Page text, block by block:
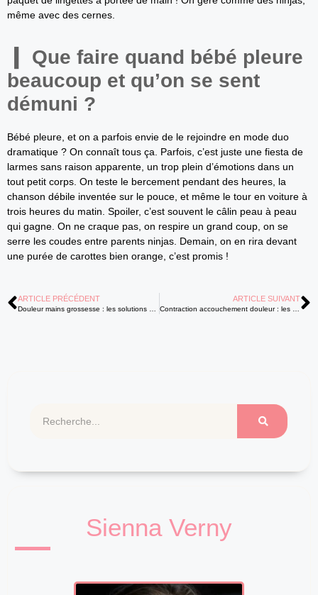
même avec des cernes.
Que faire quand bébé pleure
beaucoup et qu’on se sent
démuni ?
Bébé pleure, et on a parfois envie de le rejoindre en mode duo
dramatique ? On connaît tous ça. Parfois, c’est juste une fiesta de
larmes sans raison apparente, un trop plein d’émotions dans un
tout petit corps. On teste le bercement pendant des heures, la
chanson débile inventée sur le pouce, et même le tour en voiture à
trois heures du matin. Spoiler, c’est souvent le câlin peau à peau
qui gagne. On ne craque pas, on respire un grand coup, on se
serre les coudes entre parents ninjas. Demain, on en rira devant
une purée de carottes bien orange, c’est promis !
ARTICLE PRÉCÉDENT ARTICLE SUIVANT
Sienna Verny